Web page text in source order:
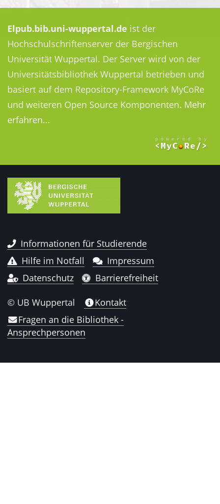
Elpub.bib.uni-wuppertal.de ist der
Hochschulschriftenserver der Bergischen
Universität Wuppertal. Der Server wird von der
Universitätsbibliothek Wuppertal betrieben und
basiert auf dem Repository-Framework MyCoRe
und weiteren Open Source Komponenten. Mehr
erfahren...
Informationen für Studierende
Hilfe im Notfall
Impressum
Datenschutz
Barrierefreiheit
© UB Wuppertal
Kontakt
Fragen an die Bibliothek -
Ansprechpersonen